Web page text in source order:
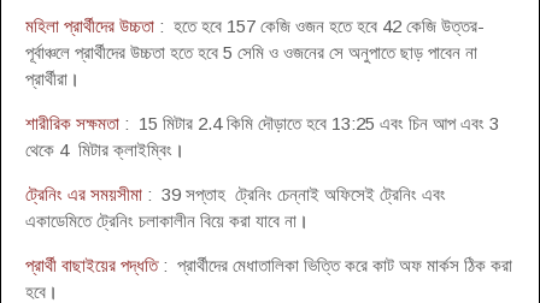
মহিলা প্রার্থীদের উচ্চতা : হতে হবে 157 কেজি ওজন হতে হবে 42 কেজি উত্তর-
পূর্বাঞ্চলে প্রার্থীদের উচ্চতা হতে হবে 5 সেমি ও ওজনের সে অনুপাতে ছাড় পাবেন না
প্রার্থীরা ।
শারীরিক সক্ষমতা : 15 মিটার 2.4 কিমি দৌড়াতে হবে 13:25 এবং চিন আপ এবং 3
থেকে 4 মিটার ক্লাইম্বিং ।
ট্রেনিং এর সময়সীমা : 39 সপ্তাহ ট্রেনিং চেন্নাই অফিসেই ট্রেনিং এবং
একাডেমিতে ট্রেনিং চলাকালীন বিয়ে করা যাবে না ।
প্রার্থী বাছাইয়ের পদ্ধতি: প্রার্থীদের মেধাতালিকা ভিত্তি করে কাট অফ মার্কস ঠিক করা
হবে ।